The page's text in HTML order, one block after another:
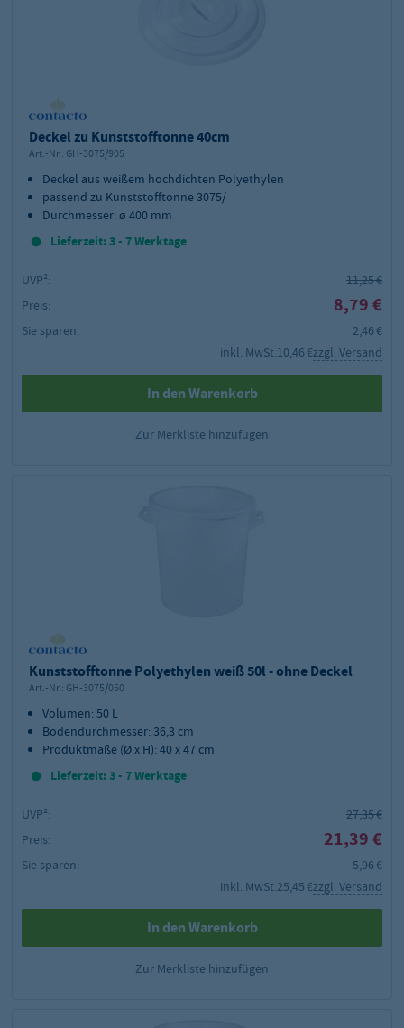
Deckel zu Kunststofftonne 40cm
Art.-Nr.: GH-3075/905
Deckel aus weißem hochdichten Polyethylen
passend zu Kunststofftonne 3075/
Durchmesser:ø 400 mm
Lieferzeit: 3 - 7 Werktage
UVP²:
11,25 €
Preis:
8,79 €
Sie sparen:
2,46 €
inkl. MwSt.10,46 €zzgl. Versand
In den Warenkorb
Zur Merkliste hinzufügen
Kunststofftonne Polyethylen weiß 50l - ohne Deckel
Art.-Nr.: GH-3075/050
Volumen: 50 L
Bodendurchmesser: 36,3 cm
Produktmaße (Ø x H): 40 x 47 cm
Lieferzeit: 3 - 7 Werktage
UVP²:
27,35 €
Preis:
21,39 €
Sie sparen:
5,96 €
inkl. MwSt.25,45 €zzgl. Versand
In den Warenkorb
Zur Merkliste hinzufügen